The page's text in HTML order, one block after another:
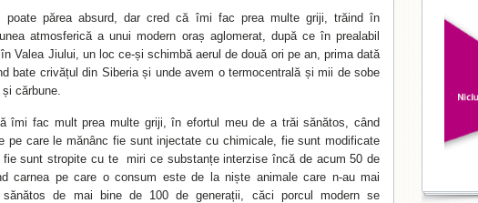
poate părea absurd, dar cred că îmi fac prea multe griji, trăind în
atmosferică a unui modern oraș aglomerat, după ce în prealabil
Valea Jiului, un loc ce-și schimbă aerul de două ori pe an, prima dată
bate crivățul din Siberia și unde avem o termocentrală și mii de sobe
cărbune.
îmi fac mult prea multe griji, în efortul meu de a trăi sănătos, când
pe care le mănânc fie sunt injectate cu chimicale, fie sunt modificate
fie sunt stropite cu te miri ce substanțe interzise încă de acum 50 de
carnea pe care o consum este de la niște animale care n-au mai
sănătos de mai bine de 100 de generații, căci porcul modern se